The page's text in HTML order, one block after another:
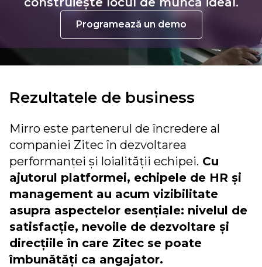
Programează un demo
Rezultatele de business
Mirro este partenerul de încredere al
companiei Zitec în dezvoltarea
performanței și loialității echipei. Cu
ajutorul platformei, echipele de HR și
management au acum vizibilitate
asupra aspectelor esențiale: nivelul de
satisfacție, nevoile de dezvoltare și
direcțiile în care Zitec se poate
îmbunătăți ca angajator.